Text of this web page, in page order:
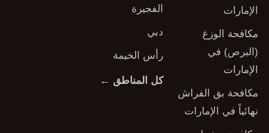
الإمارات
مكافحة الوزغ
(البرص) في
الإمارات
مكافحة بق الفراش
نهائياً في الإمارات
الفجيرة
دبي
رأس الخيمة
كل المناطق ←